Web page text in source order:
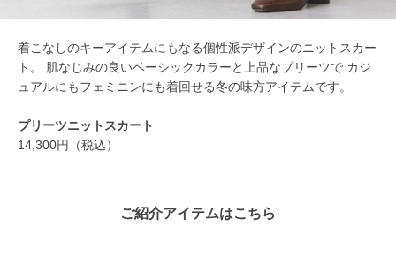
着こなしのキーアイテムにもなる個性派デザインのニットスカー
ト。 肌なじみの良いベーシックカラーと上品なプリーツで カジ
ュアルにもフェミニンにも着回せる冬の味方アイテムです。
プリーツニットスカート
14,300円（税込）
ご紹介アイテムはこちら